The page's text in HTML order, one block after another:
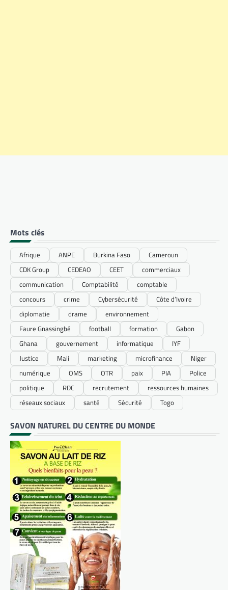
Mots clés
Afrique ANPE Burkina Faso
Cameroun
CDK Group
CEDEAO CEET
commerciaux
communication
Comptabilité
comptable
concours
crime Cybersécurité
Côte d’Ivoire
diplomatie
drame
environnement
Faure Gnassingbé
football formation
Gabon
Ghana
gouvernement informatique
IYF
Justice
Mali marketing microfinance
Niger
numérique
OMS OTR paix PIA
Police
politique
RDC recrutement
ressources humaines
réseaux sociaux
santé Sécurité Togo
SAVON NATUREL DU CENTRE DU MONDE